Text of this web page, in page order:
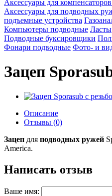
Аксессуары для
Аксессуары для подводных
подъемные устройства
Компьютеры подводные Ласты
Подводные буксировщики
Фонари подводные Фото- и
Зацеп
Описание
Отзывы (0)
Зацеп для подводных ружей
America.
Написать отзыв
Ваше имя: